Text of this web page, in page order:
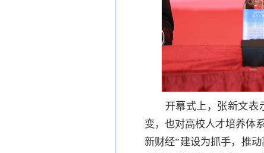
开幕式上，张新文表
变，也对高校人才培养体
新财经”建设为抓手，推